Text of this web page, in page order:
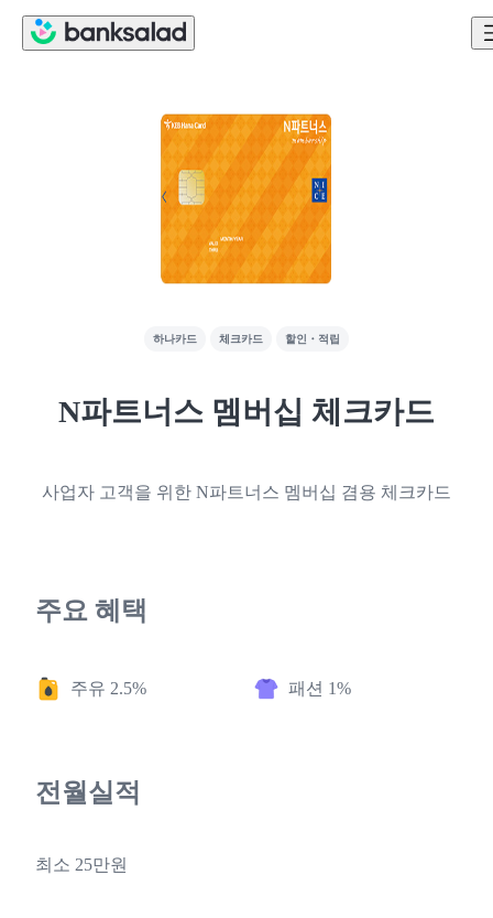
하나카드 체크카드 할인・적립
N파트너스 멤버십 체크카드
사업자 고객을 위한 N파트너스 멤버십 겸용 체크카드
주요 혜택
주유 2.5% 패션 1%
전월실적
최소 25만원